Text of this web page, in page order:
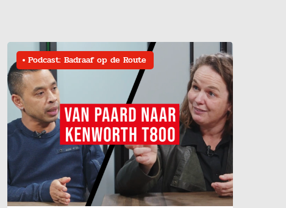
Podcast: Badraaf op de Route